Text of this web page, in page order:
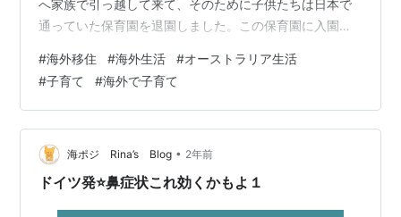
へ家族で引っ越して来て、そのために子供たちは日本で
通っていた保育園を退園しました。この保育園に入園す
から仕事復帰したんですが、その時点で保育園が決まら
なかったんですね。希望のところはことごとく許可され
ず、結局長女と長男は別々の保育園に、と市から手紙が
届きました。うちには他に頼れる家族はおらず、夫と2人
で何とかしなければなりません。私は看護師で、育休前
の職場に戻りましたが、夜勤は免除して貰…
#海外移住 #海外生活 #オーストラリア生活
#子育て #海外で子育て
海ポジ Rina’s Blog • 2年前
ドイツ発⭐️鼻症状これ効くかもよ１